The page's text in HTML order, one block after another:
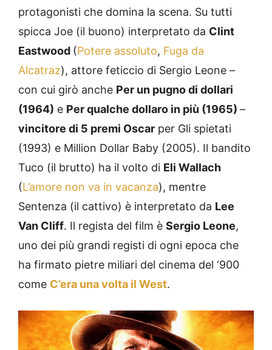
protagonisti che domina la scena. Su tutti
spicca Joe (il buono) interpretato da Clint
Eastwood (Potere assoluto, Fuga da
Alcatraz), attore feticcio di Sergio Leone –
con cui girò anche Per un pugno di dollari
(1964) e Per qualche dollaro in più (1965) –
vincitore di 5 premi Oscar per Gli spietati
(1993) e Million Dollar Baby (2005). Il bandito
Tuco (il brutto) ha il volto di Eli Wallach
(L’amore non va in vacanza), mentre
Sentenza (il cattivo) è interpretato da Lee
Van Cliff. Il regista del film è Sergio Leone,
uno dei più grandi registi di ogni epoca che
ha firmato pietre miliari del cinema del ‘900
come C’era una volta il West.